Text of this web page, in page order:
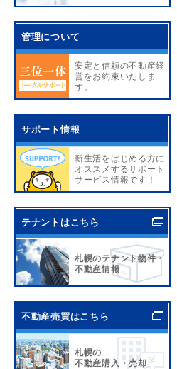
管理について
安定と信頼の不動産経
営をお約束いたしま
す。
サポート情報
新生活をはじめる方に
オススメするサポート
サービス情報です！
テナントはこちら
札幌のテナント物件・
不動産情報
不動産売買はこちら
札幌の
不動産購入・売却